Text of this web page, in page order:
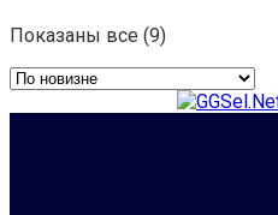
Показаны все (9)
недавние